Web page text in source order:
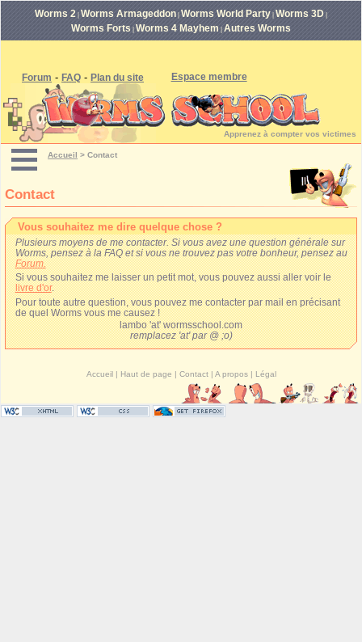
Worms 2 Worms Armageddon Worms World Party Worms 3D
Worms Forts Worms 4 Mayhem Autres Worms
Forum - FAQ - Plan du site Espace membre
Apprenez à compter vos victimes
Accueil > Contact
Contact
Vous souhaitez me dire quelque chose ?
Plusieurs moyens de me contacter. Si vous avez une question générale sur
Worms, pensez à la FAQ et si vous ne trouvez pas votre bonheur, pensez au
Forum.
Si vous souhaitez me laisser un petit mot, vous pouvez aussi aller voir le
livre d'or.
Pour toute autre question, vous pouvez me contacter par mail en précisant
de quel Worms vous me causez !
lambo 'at' wormsschool.com
remplacez 'at' par @ ;o)
Accueil| Haut de page | Contact| A propos| Légal